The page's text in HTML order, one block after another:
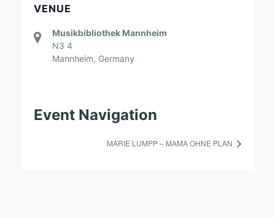
VENUE
Musikbibliothek Mannheim
N3 4
Mannheim, Germany
Event Navigation
MARIE LUMPP – MAMA OHNE PLAN